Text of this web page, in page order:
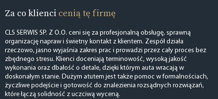
Za co klienci cenią tę firmę
CLS SERWIS SP. Z O.O. ceni się za profesjonalną obsługę, sprawną
organizację napraw i świetny kontakt z klientem. Zespół działa
rzeczowo, jasno wyjaśnia zakres prac i prowadzi przez cały proces bez
zbędnego stresu. Klienci doceniają terminowość, wysoką jakość
wykonania oraz dbałość o detale, dzięki którym auta wracają w
doskonałym stanie. Dużym atutem jest także pomoc w formalnościach,
życzliwe podejście i gotowość do znalezienia rozsądnych rozwiązań,
które łączą solidność z uczciwą wyceną.